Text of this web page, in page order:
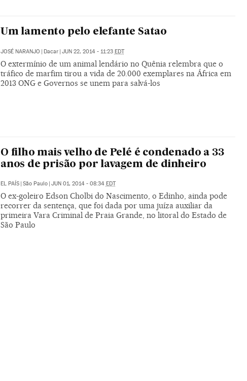
Um lamento pelo elefante Satao
JOSÉ NARANJO Dacar JUN 22, 2014 - 11:23 EDT
O extermínio de um animal lendário no Quênia relembra que o
tráfico de marfim tirou a vida de 20.000 exemplares na África em
2013 ONG e Governos se unem para salvá-los
O filho mais velho de Pelé é condenado a 33
anos de prisão por lavagem de dinheiro
EL PAÍS | São Paulo | JUN 01, 2014 - 08:34 EDT
O ex-goleiro Edson Cholbi do Nascimento, o Edinho, ainda pode
recorrer da sentença, que foi dada por uma juíza auxiliar da
primeira Vara Criminal de Praia Grande, no litoral do Estado de
São Paulo